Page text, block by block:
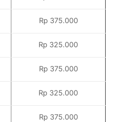
Rp 375.000
Rp 325.000
Rp 375.000
Rp 325.000
Rp 375.000